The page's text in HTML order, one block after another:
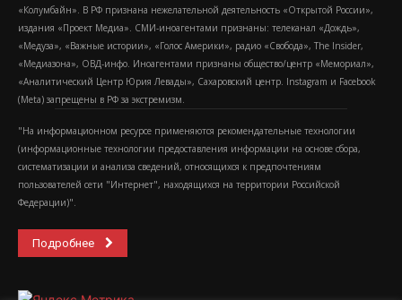
«Колумбайн». В РФ признана нежелательной деятельность «Открытой России»,
издания «Проект Медиа». СМИ-иноагентами признаны: телеканал «Дождь»,
«Медуза», «Важные истории», «Голос Америки», радио «Свобода», The Insider,
«Медиазона», ОВД-инфо. Иноагентами признаны общество/центр «Мемориал»,
«Аналитический Центр Юрия Левады», Сахаровский центр. Instagram и Facebook
(Metа) запрещены в РФ за экстремизм.
"На информационном ресурсе применяются рекомендательные технологии
(информационные технологии предоставления информации на основе сбора,
систематизации и анализа сведений, относящихся к предпочтениям
пользователей сети "Интернет", находящихся на территории Российской
Федерации)".
Подробнее